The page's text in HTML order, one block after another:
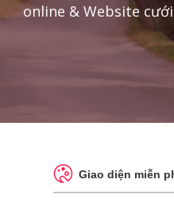
online & Website
Giao diện miễn